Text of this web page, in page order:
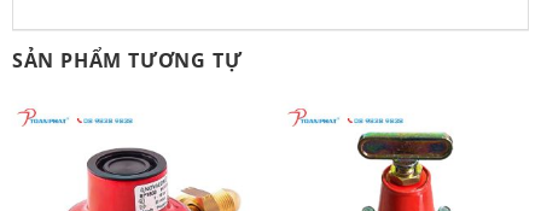
SẢN PHẨM TƯƠNG TỰ